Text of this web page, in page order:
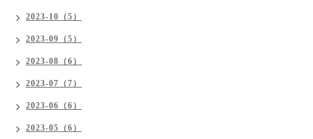
2023-10（5）
2023-09（5）
2023-08（6）
2023-07（7）
2023-06（6）
2023-05（6）